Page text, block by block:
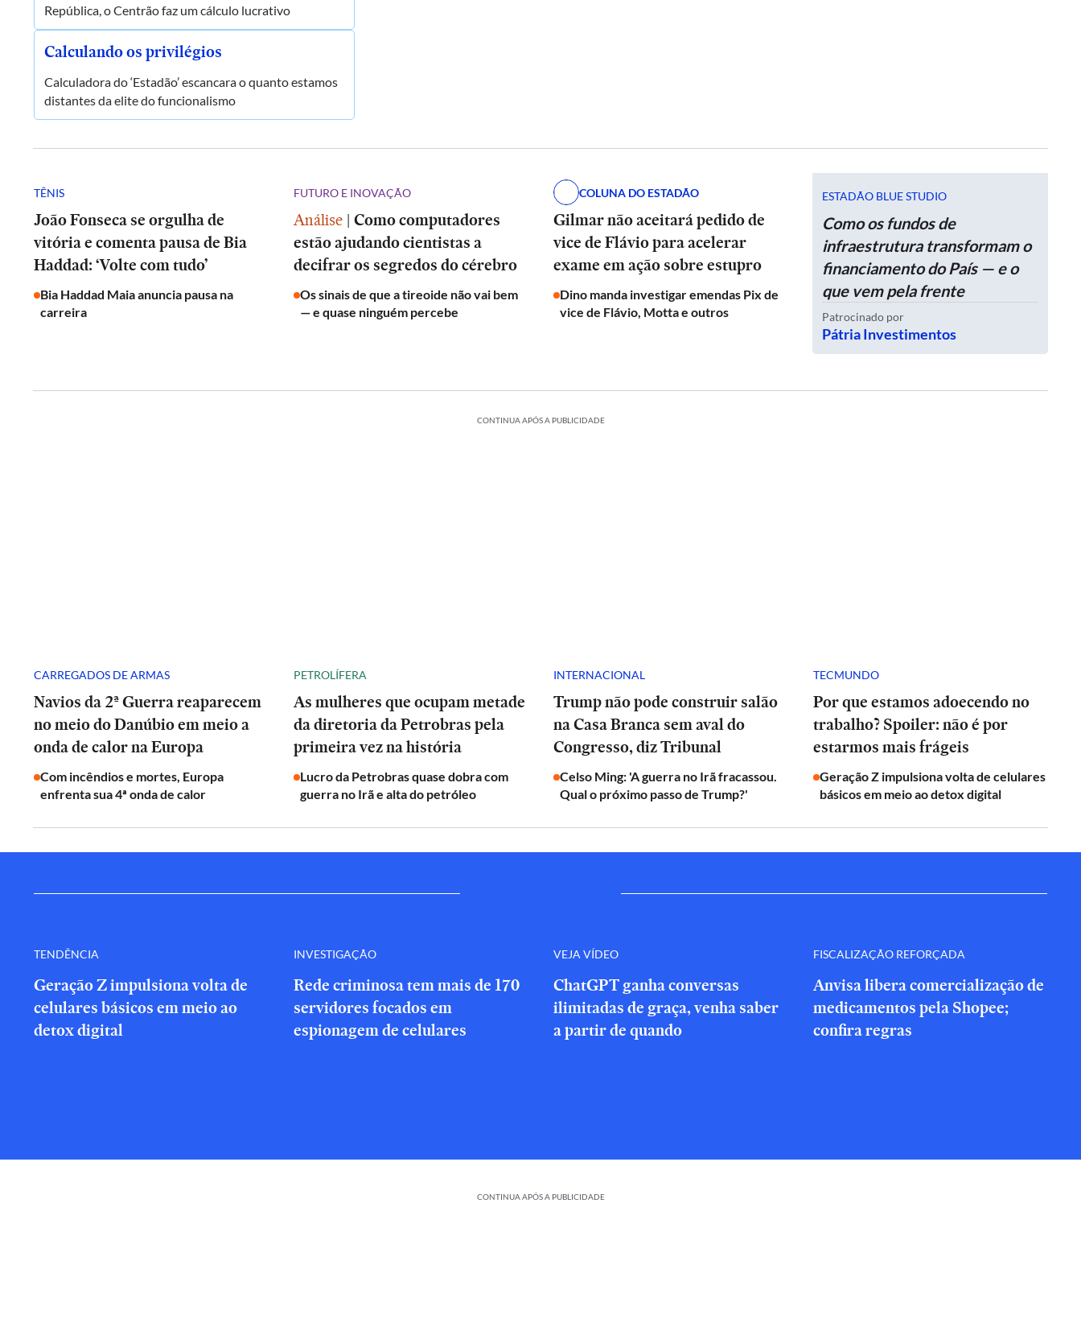
República, o Centrão faz um cálculo lucrativo
Calculando os privilégios
Calculadora do ‘Estadão’ escancara o quanto estamos
distantes da elite do funcionalismo
TÊNIS
João Fonseca se orgulha de
vitória e comenta pausa de Bia
Haddad: ‘Volte com tudo’
Bia Haddad Maia anuncia pausa na
carreira
FUTURO E INOVAÇÃO
Análise | Como computadores
estão ajudando cientistas a
decifrar os segredos do cérebro
Os sinais de que a tireoide não vai bem
— e quase ninguém percebe
COLUNA DO ESTADÃO
Gilmar não aceitará pedido de
vice de Flávio para acelerar
exame em ação sobre estupro
Dino manda investigar emendas Pix de
vice de Flávio, Motta e outros
ESTADÃO BLUE STUDIO
Como os fundos de
infraestrutura transformam o
financiamento do País — e o
que vem pela frente
Patrocinado por
Pátria Investimentos
CONTINUA APÓS A PUBLICIDADE
CARREGADOS DE ARMAS
Navios da 2ª Guerra reaparecem
no meio do Danúbio em meio a
onda de calor na Europa
Com incêndios e mortes, Europa
enfrenta sua 4ª onda de calor
PETROLÍFERA
As mulheres que ocupam metade
da diretoria da Petrobras pela
primeira vez na história
Lucro da Petrobras quase dobra com
guerra no Irã e alta do petróleo
INTERNACIONAL
Trump não pode construir salão
na Casa Branca sem aval do
Congresso, diz Tribunal
Celso Ming: 'A guerra no Irã fracassou.
Qual o próximo passo de Trump?'
TECMUNDO
Por que estamos adoecendo no
trabalho? Spoiler: não é por
estarmos mais frágeis
Geração Z impulsiona volta de celulares
básicos em meio ao detox digital
TENDÊNCIA
Geração Z impulsiona volta de
celulares básicos em meio ao
detox digital
INVESTIGAÇÃO
Rede criminosa tem mais de 170
servidores focados em
espionagem de celulares
VEJA VÍDEO
ChatGPT ganha conversas
ilimitadas de graça, venha saber
a partir de quando
FISCALIZAÇÃO REFORÇADA
Anvisa libera comercialização de
medicamentos pela Shopee;
confira regras
CONTINUA APÓS A PUBLICIDADE